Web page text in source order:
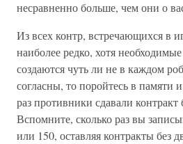
несравненно больше, чем они о
Из всех контр, встречающихся в
наиболее редко, хотя
создаются чуть ли не в каждом
согласны, то поройтесь в памяти
раз противники сдавали
Вспомните, сколько раз вы
или 150, оставляя контракты без